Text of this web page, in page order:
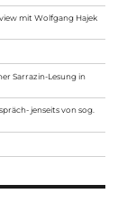
mit Wolfgang Hajek
Sarrazin-Lesung in
jenseits von sog.